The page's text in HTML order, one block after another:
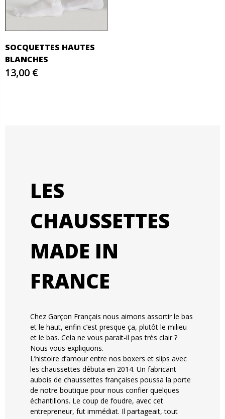
SOCQUETTES HAUTES
BLANCHES
13,00 €
LES
CHAUSSETTES
MADE IN
FRANCE
Chez Garçon Français nous aimons assortir le bas
et le haut, enfin c’est presque ça, plutôt le milieu
et le bas. Cela ne vous parait-il pas très clair ?
Nous vous expliquons.
L’histoire d’amour entre nos boxers et slips avec
les chaussettes débuta en 2014. Un fabricant
aubois de chaussettes françaises poussa la porte
de notre boutique pour nous confier quelques
échantillons. Le coup de foudre, avec cet
entrepreneur, fut immédiat. Il partageait, tout